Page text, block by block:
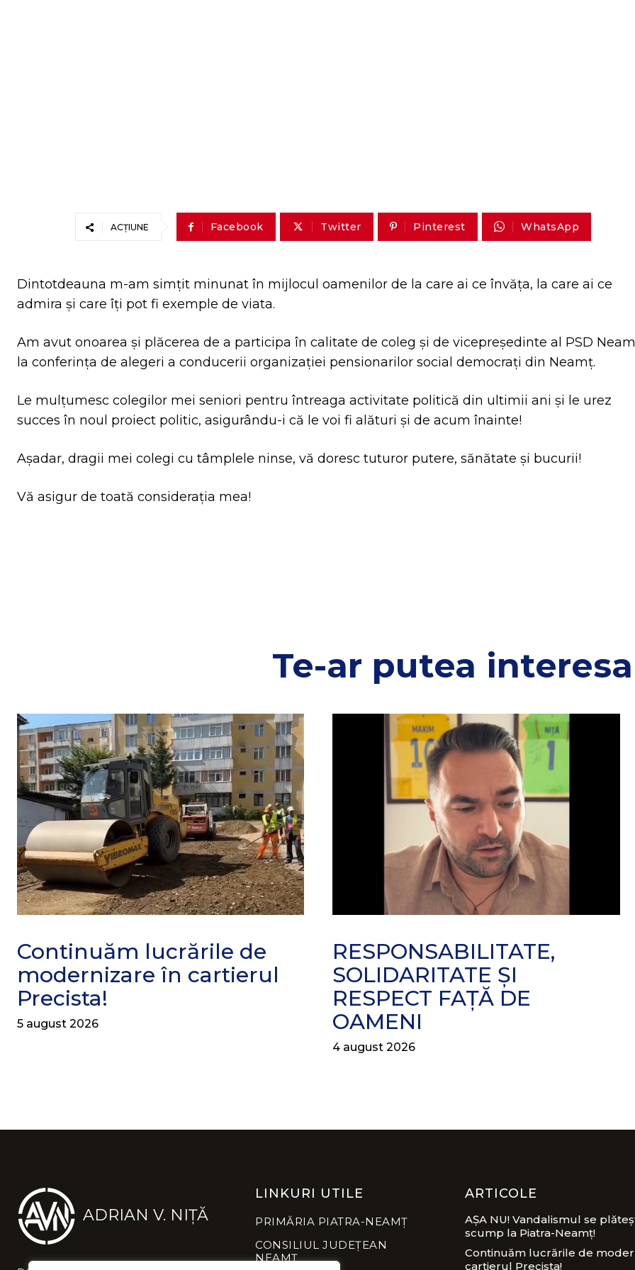
ACȚIUNE Facebook Twitter Pinterest WhatsApp
Dintotdeauna m-am simțit minunat în mijlocul oamenilor de la care ai ce învăța, la care ai ce
admira și care îți pot fi exemple de viata.
Am avut onoarea și plăcerea de a participa în calitate de coleg și de vicepreședinte al PSD
la conferința de alegeri a conducerii organizației pensionarilor social democrați din Neamț.
Le mulțumesc colegilor mei seniori pentru întreaga activitate politică din ultimii ani și le urez
succes în noul proiect politic, asigurându-i că le voi fi alături și de acum înainte!
Așadar, dragii mei colegi cu tâmplele ninse, vă doresc tuturor putere, sănătate și bucurii!
Vă asigur de toată considerația mea!
Te-ar putea
Continuăm lucrările de
modernizare în cartierul
Precista!
5 august 2026
RESPONSABILITATE,
SOLIDARITATE ȘI
RESPECT FAȚĂ DE
OAMENI
4 august 2026
ADRIAN V. NIȚĂ
LINKURI UTILE
PRIMĂRIA PIATRA-NEAMȚ
CONSILIUL JUDEȚEAN
NEAMȚ
ARTICOLE
AȘA NU! Vandalismul se
scump la Piatra-Neamț!
Continuăm lucrările de
cartierul Precista!